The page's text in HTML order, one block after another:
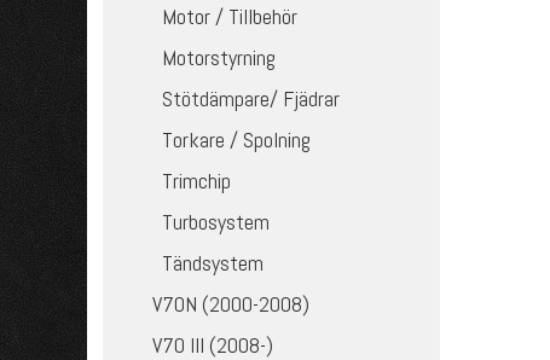
Motor / Tillbehör
Motorstyrning
Stötdämpare/ Fjädrar
Torkare / Spolning
Trimchip
Turbosystem
Tändsystem
V70N (2000-2008)
V70 III (2008-)